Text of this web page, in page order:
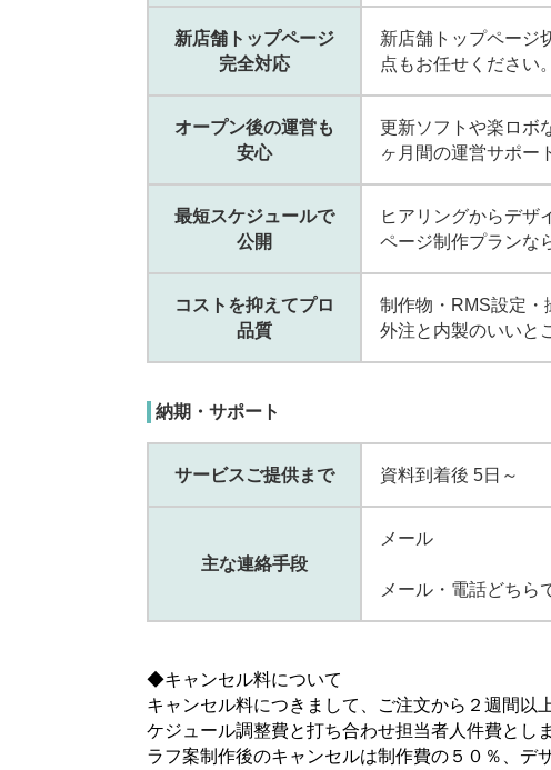
新店舗トップページ
完全対応
新店舗トップページ
点もお任せください。
オープン後の運営も
安心
更新ソフトや楽ロボ
ヶ月間の運営サポー
最短スケジュールで
公開
ヒアリングからデザ
ページ制作プランな
コストを抑えてプロ
品質
制作物・RMS設定・
外注と内製のいいと
納期・サポート
サービスご提供まで 資料到着後 5日～
主な連絡手段
メール
メール・電話どちら
◆キャンセル料について
キャンセル料につきまして、ご注文から２週間以
ケジュール調整費と打ち合わせ担当者人件費とし
ラフ案制作後のキャンセルは制作費の５０％、デ